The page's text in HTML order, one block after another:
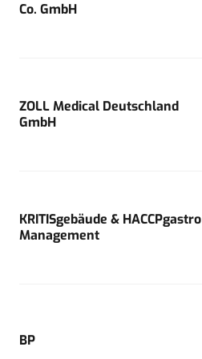
Co. GmbH
ZOLL Medical Deutschland
GmbH
KRITISgebäude & HACCPgastro
Management
BP